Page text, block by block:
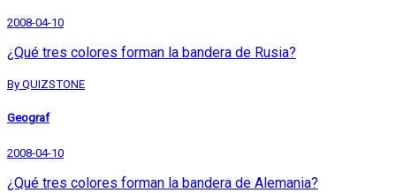
2008-04-10
¿Qué tres colores forman la bandera de Rusia?
By QUIZSTONE
Geograf
2008-04-10
¿Qué tres colores forman la bandera de Alemania?